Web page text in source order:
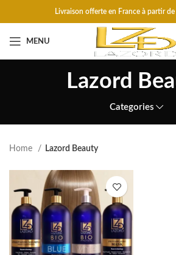
Livraison offerte en France à partir
MENU
Lazord
Categories
Home Lazord Beauty